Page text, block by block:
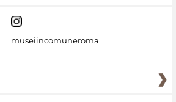
museiincomuneroma